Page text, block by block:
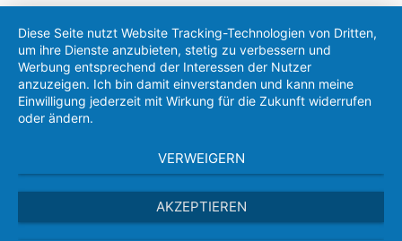
Diese Seite nutzt Website Tracking-Technologien von Dritten,
um ihre Dienste anzubieten, stetig zu verbessern und
Werbung entsprechend der Interessen der Nutzer
anzuzeigen. Ich bin damit einverstanden und kann meine
Einwilligung jederzeit mit Wirkung für die Zukunft widerrufen
oder ändern.
VERWEIGERN
AKZEPTIEREN